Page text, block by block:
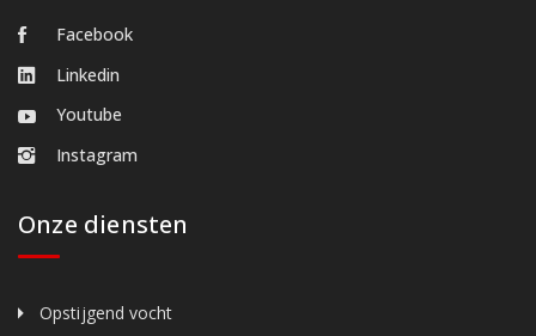
Facebook
Linkedin
Youtube
Instagram
Onze diensten
Opstijgend vocht